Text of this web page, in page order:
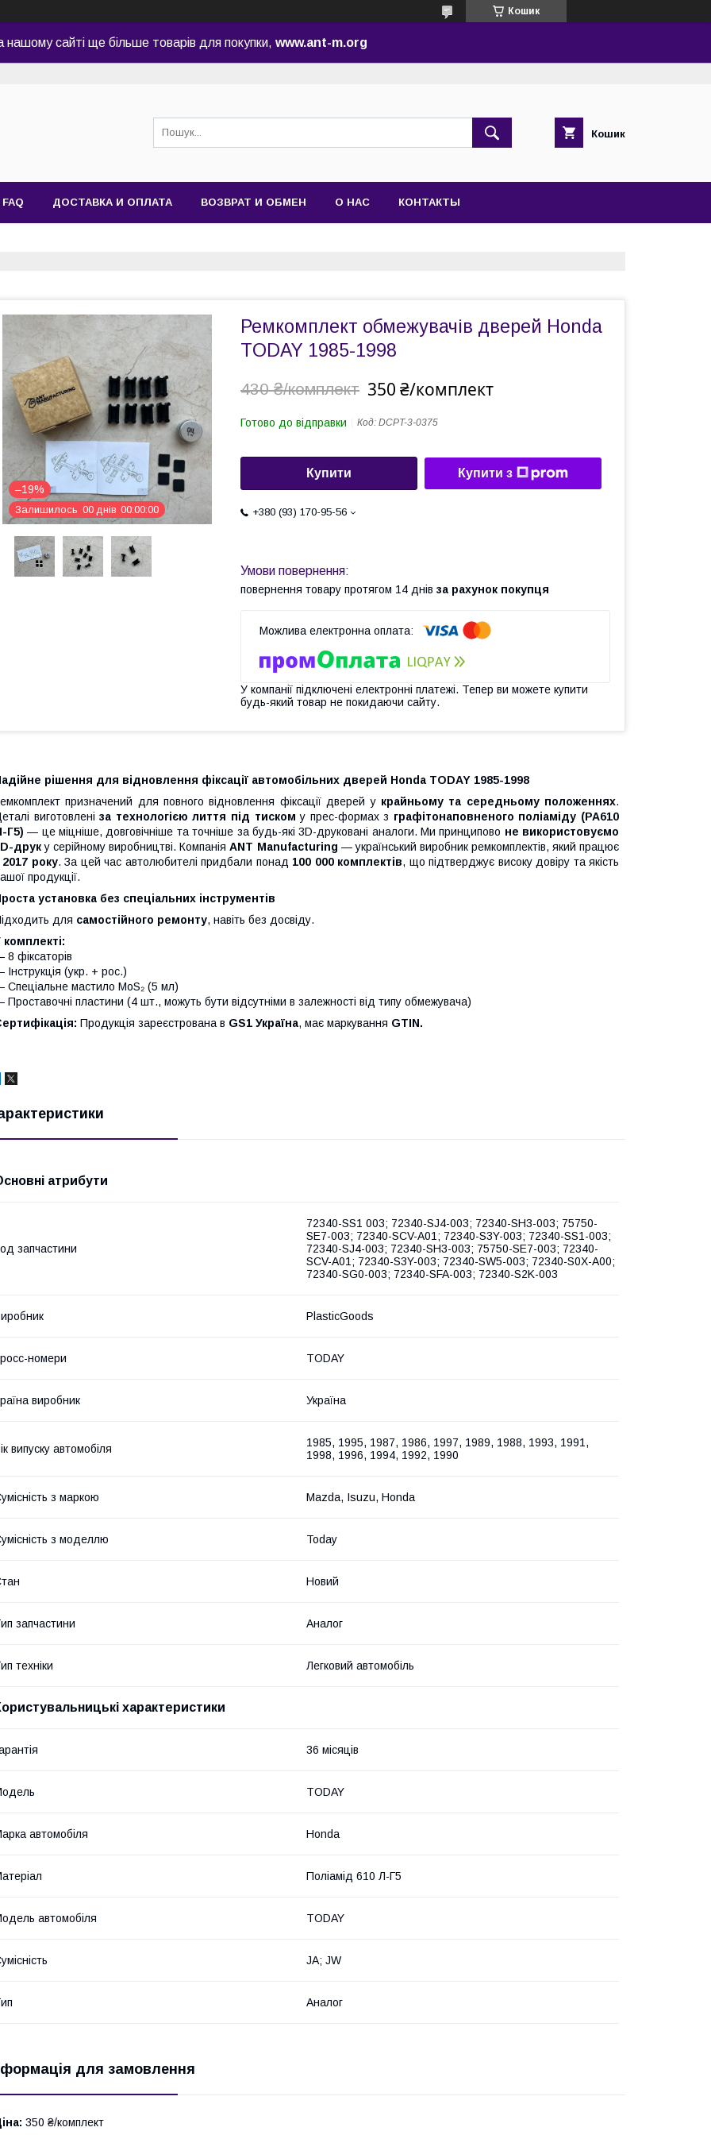
Кошик
нашому сайті ще більше товарів для покупки, www.ant-m.org
Кошик
FAQ ДОСТАВКА И ОПЛАТА ВОЗВРАТ И ОБМЕН О НАС КОНТАКТЫ
–19%
Залишилось 00 днів 00 00 00
Ремкомплект обмежувачів дверей Honda
TODAY 1985-1998
430 ₴/комплект 350 ₴/комплект
Готово до відправки Код: DCPT-3-0375
Купити Купити з
+380 (93) 170-95-56
повернення товару протягом 14 днів за рахунок покупця
У компанії підключені електронні платежі. Тепер ви можете купити
будь-який товар не покидаючи сайту.
рішення для відновлення фіксації автомобільних дверей Honda TODAY 1985-1998
призначений для повного відновлення фіксації дверей у крайньому та середньому положеннях.
виготовленіза технологією лиття під тиском у прес-формах з графітонаповненого поліаміду (PA610
Г5) — це міцніше, довговічніше та точніше за будь-які 3D-друковані аналоги. Ми принципово не використовуємо
друку серійному виробництві. КомпаніяANT Manufacturing — український виробник ремкомплектів, який працює
2017 року. За цей час автолюбителі придбали понад 100 000 комплектів, що підтверджує високу довіру та якість
продукції.
установка без спеціальних інструментів
для самостійного ремонту, навіть без досвіду.
комплекті:
8 фіксаторів
Інструкція (укр. + рос.)
Спеціальне мастило MoS₂ (5 мл)
Проставочні пластини (4 шт., можуть бути відсутніми в залежності від типу обмежувача)
Продукція зареєстрована в GS1 Україна, має маркування GTIN.
атрибути
запчастини
72340-SS1 003; 72340-SJ4-003; 72340-SH3-003; 75750-
SE7-003; 72340-SCV-A01; 72340-S3Y-003; 72340-SS1-003;
72340-SJ4-003; 72340-SH3-003; 75750-SE7-003; 72340-
SCV-A01; 72340-S3Y-003; 72340-SW5-003; 72340-S0X-A00;
72340-SG0-003; 72340-SFA-003; 72340-S2K-003
PlasticGoods
номери TODAY
виробник Україна
випуску автомобіля
1985, 1995, 1987, 1986, 1997, 1989, 1988, 1993, 1991,
1998, 1996, 1994, 1992, 1990
з маркою Mazda, Isuzu, Honda
з моделлю Today
Новий
запчастини Аналог
техніки Легковий автомобіль
характеристики
36 місяців
TODAY
автомобіля Honda
Поліамід 610 Л-Г5
автомобіля TODAY
JA; JW
Аналог
для замовлення
350 ₴/комплект